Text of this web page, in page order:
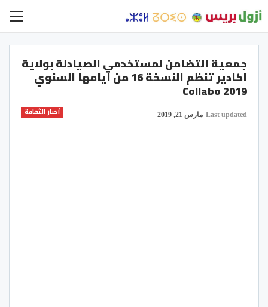
جمعية التضامن لمستخدمي الصيادلة بولاية
اكادير تنظم النسخة 16 من ايامها السنوي
Collabo 2019
أخبار الثقافة Last updated مارس 21, 2019